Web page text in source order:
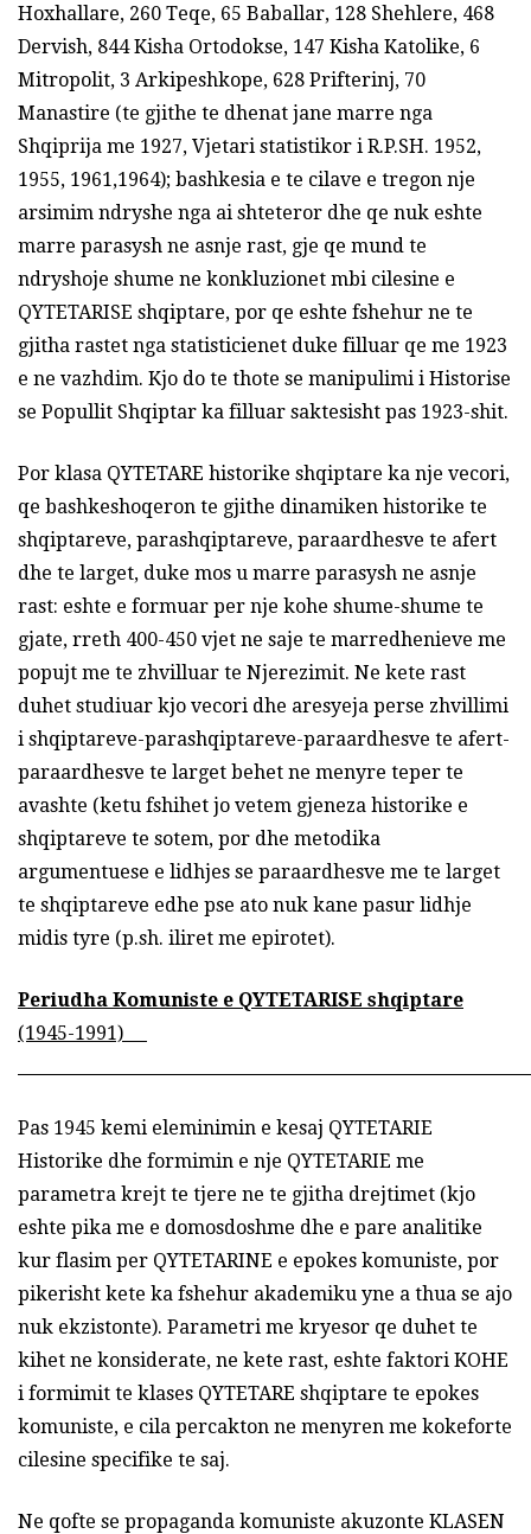
Hoxhallare, 260 Teqe, 65 Baballar, 128 Shehlere, 468
Dervish, 844 Kisha Ortodokse, 147 Kisha Katolike, 6
Mitropolit, 3 Arkipeshkope, 628 Prifterinj, 70
Manastire (te gjithe te dhenat jane marre nga
Shqiprija me 1927, Vjetari statistikor i R.P.SH. 1952,
1955, 1961,1964); bashkesia e te cilave e tregon nje
arsimim ndryshe nga ai shteteror dhe qe nuk eshte
marre parasysh ne asnje rast, gje qe mund te
ndryshoje shume ne konkluzionet mbi cilesine e
QYTETARISE shqiptare, por qe eshte fshehur ne te
gjitha rastet nga statisticienet duke filluar qe me 1923
e ne vazhdim. Kjo do te thote se manipulimi i Historise
se Popullit Shqiptar ka filluar saktesisht pas 1923-shit.
Por klasa QYTETARE historike shqiptare ka nje vecori,
qe bashkeshoqeron te gjithe dinamiken historike te
shqiptareve, parashqiptareve, paraardhesve te afert
dhe te larget, duke mos u marre parasysh ne asnje
rast: eshte e formuar per nje kohe shume-shume te
gjate, rreth 400-450 vjet ne saje te marredhenieve me
popujt me te zhvilluar te Njerezimit. Ne kete rast
duhet studiuar kjo vecori dhe aresyeja perse zhvillimi
i shqiptareve-parashqiptareve-paraardhesve te afert-
paraardhesve te larget behet ne menyre teper te
avashte (ketu fshihet jo vetem gjeneza historike e
shqiptareve te sotem, por dhe metodika
argumentuese e lidhjes se paraardhesve me te larget
te shqiptareve edhe pse ato nuk kane pasur lidhje
midis tyre (p.sh. iliret me epirotet).
Periudha Komuniste e QYTETARISE shqiptare
(1945-1991)
Pas 1945 kemi eleminimin e kesaj QYTETARIE
Historike dhe formimin e nje QYTETARIE me
parametra krejt te tjere ne te gjitha drejtimet (kjo
eshte pika me e domosdoshme dhe e pare analitike
kur flasim per QYTETARINE e epokes komuniste, por
pikerisht kete ka fshehur akademiku yne a thua se ajo
nuk ekzistonte). Parametri me kryesor qe duhet te
kihet ne konsiderate, ne kete rast, eshte faktori KOHE
i formimit te klases QYTETARE shqiptare te epokes
komuniste, e cila percakton ne menyren me kokeforte
cilesine specifike te saj.
Ne qofte se propaganda komuniste akuzonte KLASEN